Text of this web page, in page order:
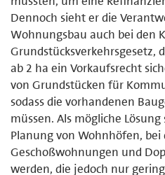
Dennoch sieht er die
Wohnungsbau auch bei den
Grundstücksverkehrsgesetz,
ab 2 ha ein Vorkaufsrecht
von Grundstücken für
sodass die vorhandenen
müssen. Als mögliche
Planung von Wohnhöfen, bei
Geschoßwohnungen und
werden, die jedoch nur